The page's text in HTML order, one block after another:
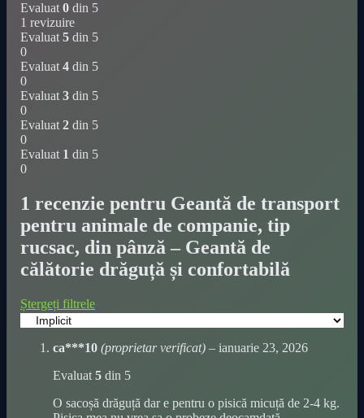
Evaluat 0 din 5
1 revizuire
Evaluat 5 din 5
0
Evaluat 4 din 5
0
Evaluat 3 din 5
0
Evaluat 2 din 5
0
Evaluat 1 din 5
0
1 recenzie pentru Geantă de transport
pentru animale de companie, tip
rucsac, din pânză – Geantă de
călătorie drăguță și confortabilă
Ștergeți filtrele
ca***10 (proprietar verificat) – ianuarie 23, 2026
Evaluat 5 din 5
O sacoșă drăguță dar e pentru o pisică micuță de 2-4 kg.